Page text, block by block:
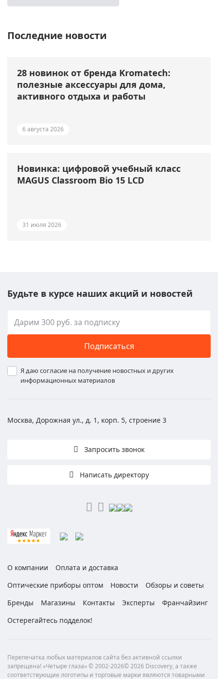
Последние новости
28 новинок от бренда Kromatech:
полезные аксессуары для дома,
активного отдыха и работы
6 августа 2026
Новинка: цифровой учебный класс
MAGUS Classroom Bio 15 LCD
31 июля 2026
Будьте в курсе наших акций и новостей
Подписаться
Я даю согласие на получение новостных и других
информационных материалов
Москва, Дорожная ул., д. 1, корп. 5, строение 3
Запросить звонок
Написать директору
О компании
Оплата и доставка
Оптические приборы оптом
Новости
Обзоры и советы
Бренды
Магазины Контакты Эксперты
Франчайзинг
Остерегайтесь подделок!
Перепечатка любых материалов сайта без активной ссылки
запрещена! «Четыре глаза» © 2002-2026© 2026 Discovery, а также
соответствующие логотипы и торговые марки являются товарными